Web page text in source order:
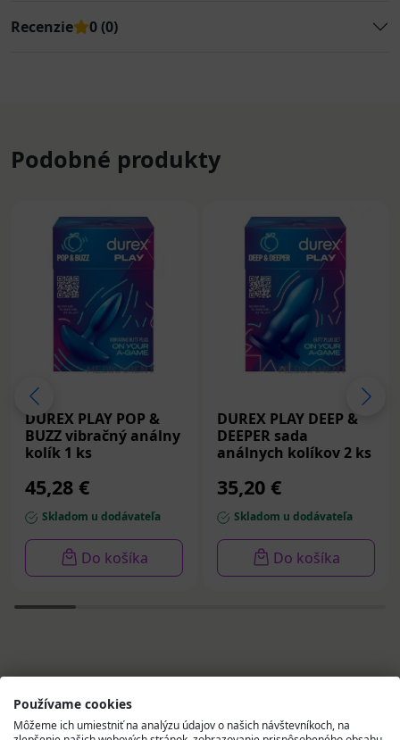
Recenzie 0 (0)
Podobné produkty
DUREX PLAY POP &
BUZZ vibračný análny
kolík 1 ks
45,28 €
Skladom u dodávateľa
Do košíka
DUREX PLAY DEEP &
DEEPER sada
análnych kolíkov 2 ks
35,20 €
Skladom u dodávateľa
Do košíka
Vybrali sme pre vás
Používame cookies
Môžeme ich umiestniť na analýzu údajov o našich návštevníkoch, na